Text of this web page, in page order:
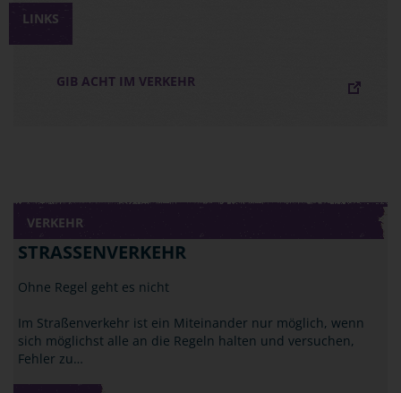
LINKS
GIB ACHT IM VERKEHR
VERKEHR
STRASSENVERKEHR
Ohne Regel geht es nicht
Im Straßenverkehr ist ein Miteinander nur möglich, wenn
sich möglichst alle an die Regeln halten und versuchen,
Fehler zu…